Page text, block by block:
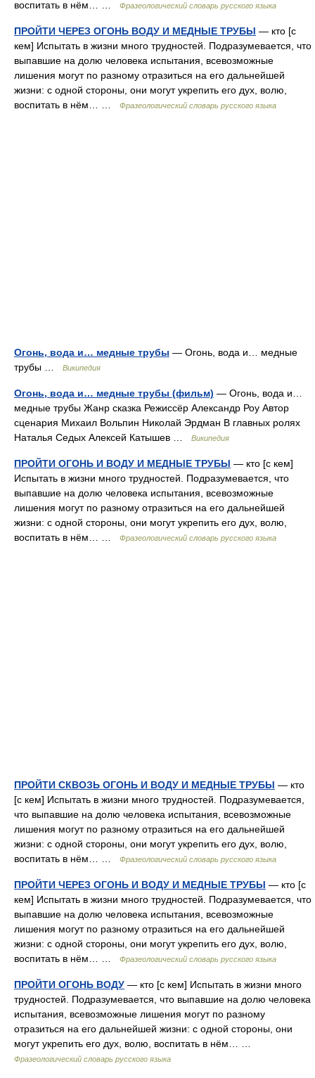
воспитать в нём… … Фразеологический словарь русского языка
ПРОЙТИ ЧЕРЕЗ ОГОНЬ ВОДУ И МЕДНЫЕ ТРУБЫ — кто [с
кем] Испытать в жизни много трудностей. Подразумевается, что
выпавшие на долю человека испытания, всевозможные
лишения могут по разному отразиться на его дальнейшей
жизни: с одной стороны, они могут укрепить его дух, волю,
воспитать в нём… …
Фразеологический словарь русского языка
Огонь, вода и… медные трубы — Огонь, вода и… медные
трубы …
Википедия
Огонь, вода и… медные трубы (фильм) — Огонь, вода и…
медные трубы Жанр сказка Режиссёр Александр Роу Автор
сценария Михаил Вольпин Николай Эрдман В главных ролях
Наталья Седых Алексей Катышев …
Википедия
ПРОЙТИ ОГОНЬ И ВОДУ И МЕДНЫЕ ТРУБЫ — кто [с кем]
Испытать в жизни много трудностей. Подразумевается, что
выпавшие на долю человека испытания, всевозможные
лишения могут по разному отразиться на его дальнейшей
жизни: с одной стороны, они могут укрепить его дух, волю,
воспитать в нём… …
Фразеологический словарь русского языка
ПРОЙТИ СКВОЗЬ ОГОНЬ И ВОДУ И МЕДНЫЕ ТРУБЫ — кто
[с кем] Испытать в жизни много трудностей. Подразумевается,
что выпавшие на долю человека испытания, всевозможные
лишения могут по разному отразиться на его дальнейшей
жизни: с одной стороны, они могут укрепить его дух, волю,
воспитать в нём… …
Фразеологический словарь русского языка
ПРОЙТИ ЧЕРЕЗ ОГОНЬ И ВОДУ И МЕДНЫЕ ТРУБЫ — кто [с
кем] Испытать в жизни много трудностей. Подразумевается, что
выпавшие на долю человека испытания, всевозможные
лишения могут по разному отразиться на его дальнейшей
жизни: с одной стороны, они могут укрепить его дух, волю,
воспитать в нём… …
Фразеологический словарь русского языка
ПРОЙТИ ОГОНЬ ВОДУ — кто [с кем] Испытать в жизни много
трудностей. Подразумевается, что выпавшие на долю человека
испытания, всевозможные лишения могут по разному
отразиться на его дальнейшей жизни: с одной стороны, они
могут укрепить его дух, волю, воспитать в нём… …
Фразеологический словарь русского языка